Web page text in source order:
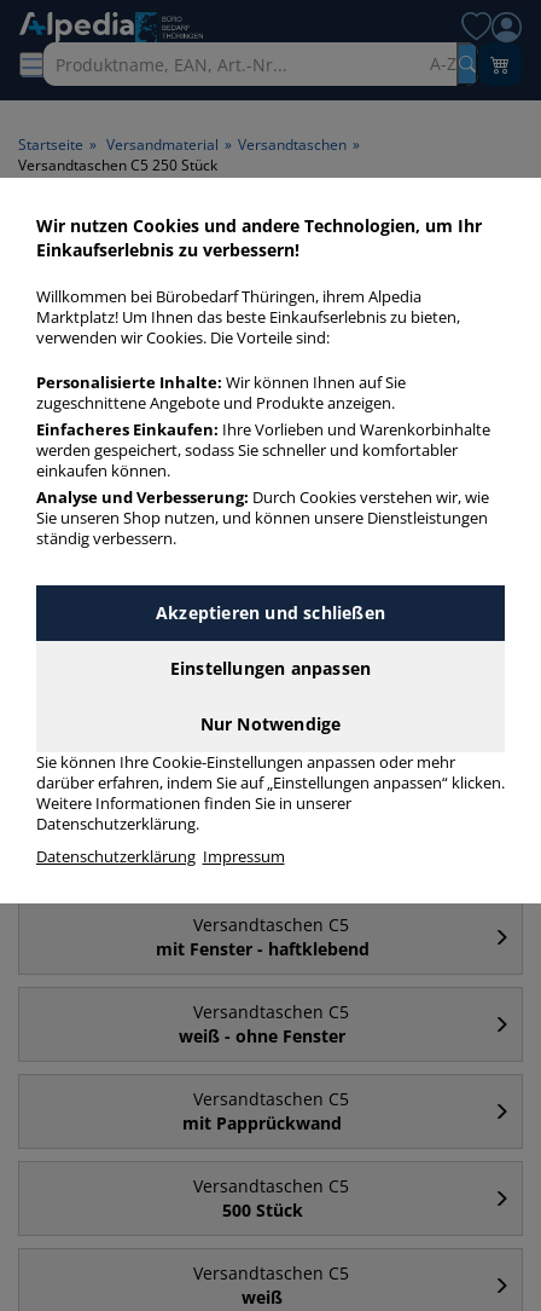
A-Z
Startseite » Versandmaterial » Versandtaschen »
Versandtaschen C5 250 Stück
Versandtaschen C5 250 Stück
> Inhalt 250 Stück
Versandtaschen C5 250 Stück in bester Qualität zum
Stück mit unserer Filter-Funktion.
Versandtaschen C5 250 Stück
mehr Infos zur Kategorie
Versandtaschen C5
Versandtaschen C5
ohne Fenster
Versandtaschen C5
mit Fenster
Versandtaschen C5
mit Fenster - haftklebend
Versandtaschen C5
weiß - ohne Fenster
Versandtaschen C5
mit Papprückwand
Versandtaschen C5
500 Stück
Versandtaschen C5
weiß
Wir nutzen Cookies und andere Technologien, um Ihr
Einkaufserlebnis zu verbessern!
Willkommen bei Bürobedarf Thüringen, ihrem Alpedia
Marktplatz! Um Ihnen das beste Einkaufserlebnis zu bieten,
verwenden wir Cookies. Die Vorteile sind:
Personalisierte Inhalte: Wir können Ihnen auf Sie
zugeschnittene Angebote und Produkte anzeigen.
Einfacheres Einkaufen: Ihre Vorlieben und Warenkorbinhalte
werden gespeichert, sodass Sie schneller und komfortabler
einkaufen können.
Analyse und Verbesserung: Durch Cookies verstehen wir, wie
Sie unseren Shop nutzen, und können unsere Dienstleistungen
ständig verbessern.
Akzeptieren und schließen
Einstellungen anpassen
Nur Notwendige
Sie können Ihre Cookie-Einstellungen anpassen oder mehr
darüber erfahren, indem Sie auf „Einstellungen anpassen“ klicken.
Weitere Informationen finden Sie in unserer
Datenschutzerklärung.
Datenschutzerklärung Impressum